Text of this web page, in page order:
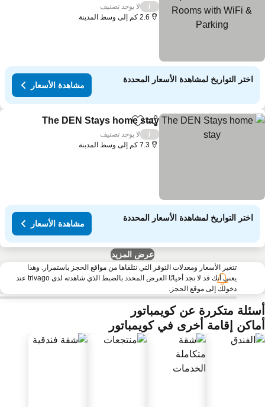
& Parking
لا يوجد تصنيف
2.6 كم إلى وسط المدينة
اختر التواريخ لمشاهدة الأسعار المحددة
مشاهدة الأسعار
مشاركةAdd to favorites
The DEN Stays home stay
لا يوجد تصنيف
7.3 كم إلى وسط المدينة
اختر التواريخ لمشاهدة الأسعار المحددة
مشاهدة الأسعار
عرض المزيد
تتغير الأسعار ومعدلات التوفر التي نتلقاها من مواقع الحجز باستمرار. وهذا
يعني أنك قد لا تجد أحيانًا العرض المحدد بالضبط الذي شاهدته لدى trivago عند
دخولك إلى موقع الحجز.
متكررة عن كويمباتور
إقامة أخرى في كويمباتور